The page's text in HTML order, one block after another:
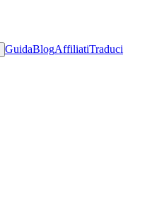
GuidaBlogAffiliatiTraduci